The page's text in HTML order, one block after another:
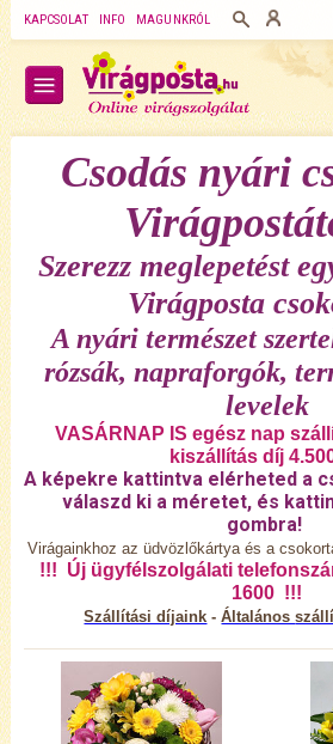
KAPCSOLAT INFO MAGUNKRÓL
Csodás nyári
Szerezz meglepetést
Virágposta
A nyári természet
rózsák, napraforgók,
levelek
VASÁRNAP IS egész nap
kiszállítás díj
A képekre kattintva elérheted a
válaszd ki a méretet, és
gombra!
Virágainkhoz az üdvözlőkártya és a
!!! Új ügyfélszolgálati
1600 !!!
Szállítási díjaink -Általános